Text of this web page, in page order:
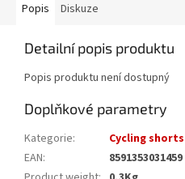
Popis Diskuze
Detailní popis produktu
Popis produktu není dostupný
Doplňkové parametry
Kategorie:
Cycling shorts
EAN:
8591353031459